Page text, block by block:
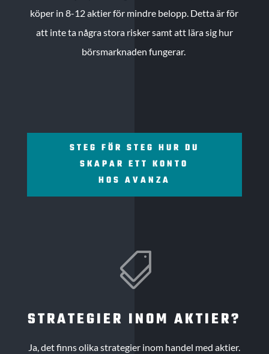
köper in 8-12 aktier för mindre belopp. Detta är för
att inte ta några stora risker samt att lära sig hur
börsmarknaden fungerar.
STEG FÖR STEG HUR DU
SKAPAR ETT KONTO
HOS AVANZA

STRATEGIER INOM AKTIER?
Ja, det finns olika strategier inom handel med aktier.